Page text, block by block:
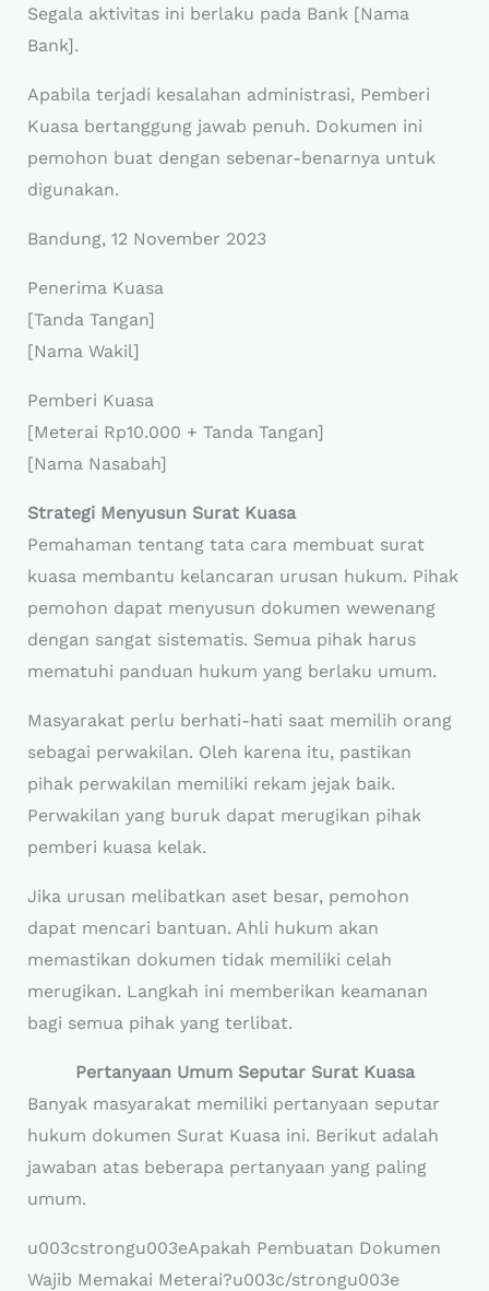
Segala aktivitas ini berlaku pada Bank [Nama
Bank].
Apabila terjadi kesalahan administrasi, Pemberi
Kuasa bertanggung jawab penuh. Dokumen ini
pemohon buat dengan sebenar-benarnya untuk
digunakan.
Bandung, 12 November 2023
Penerima Kuasa
[Tanda Tangan]
[Nama Wakil]
Pemberi Kuasa
[Meterai Rp10.000 + Tanda Tangan]
[Nama Nasabah]
Strategi Menyusun Surat Kuasa
Pemahaman tentang tata cara membuat surat
kuasa membantu kelancaran urusan hukum. Pihak
pemohon dapat menyusun dokumen wewenang
dengan sangat sistematis. Semua pihak harus
mematuhi panduan hukum yang berlaku umum.
Masyarakat perlu berhati-hati saat memilih orang
sebagai perwakilan. Oleh karena itu, pastikan
pihak perwakilan memiliki rekam jejak baik.
Perwakilan yang buruk dapat merugikan pihak
pemberi kuasa kelak.
Jika urusan melibatkan aset besar, pemohon
dapat mencari bantuan. Ahli hukum akan
memastikan dokumen tidak memiliki celah
merugikan. Langkah ini memberikan keamanan
bagi semua pihak yang terlibat.
Pertanyaan Umum Seputar Surat Kuasa
Banyak masyarakat memiliki pertanyaan seputar
hukum dokumen Surat Kuasa ini. Berikut adalah
jawaban atas beberapa pertanyaan yang paling
umum.
u003cstrongu003eApakah Pembuatan Dokumen
Wajib Memakai Meterai?u003c/strongu003e